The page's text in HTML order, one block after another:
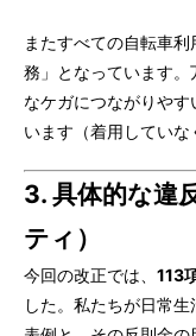
またすべての自転車
務」となっています
なケガにつながりや
います（着用していな
3. 具体的な違
ティ）
今回の改正では、 113
した。私たちが日常